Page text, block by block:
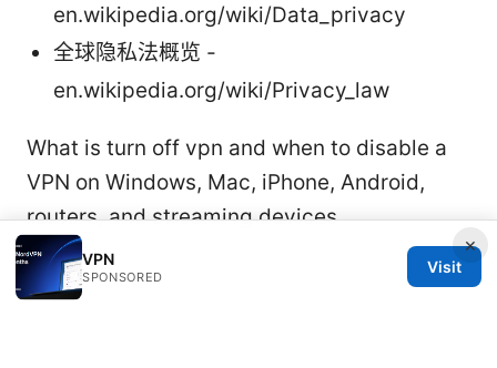
en.wikipedia.org/wiki/Data_privacy
全球隐私法概览 -
en.wikipedia.org/wiki/Privacy_law
What is turn off vpn and when to disable a
VPN on Windows, Mac, iPhone, Android,
routers, and streaming devices
×
VPN
SPONSORED
Visit